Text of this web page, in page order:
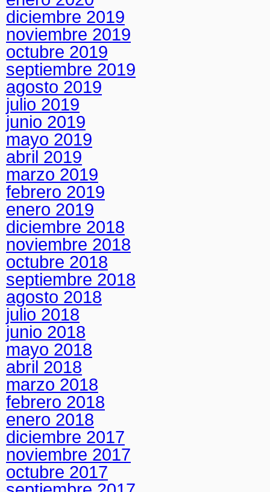
diciembre 2019
noviembre 2019
octubre 2019
septiembre 2019
agosto 2019
julio 2019
junio 2019
mayo 2019
abril 2019
marzo 2019
febrero 2019
enero 2019
diciembre 2018
noviembre 2018
octubre 2018
septiembre 2018
agosto 2018
julio 2018
junio 2018
mayo 2018
abril 2018
marzo 2018
febrero 2018
enero 2018
diciembre 2017
noviembre 2017
octubre 2017